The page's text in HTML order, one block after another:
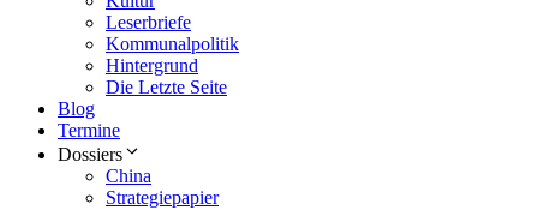
Leserbriefe
Kommunalpolitik
Hintergrund
Die Letzte Seite
Blog
Termine
Dossiers
China
Strategiepapier